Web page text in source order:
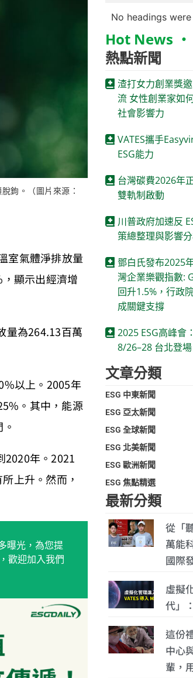
鉤。（圖片來源：
室氣體淨排放量
顯示出經濟增
量為264.13百萬
以上。2005年
。其中，能源
2020年。2021
上升。然而，
曝光，為您提
歡迎加入我們
No headings
Hot News ‧
熱點新聞
渣打女力創業獎
流 女性創業家如
社會影響力
VATES攜手
ESG能力
台灣碳費2026年
雙軌制啟動
川普政府加速反
策總整理與影響
鄧白氏發布2025
灣企業樂觀指數:
回升1.5%，行政
成關鍵支撐
2025 ESG高峰會
8/26–28 台北登場
文章分類
ESG 中東新聞
ESG 亞太新聞
ESG 全球新聞
ESG 北美新聞
ESG 歐洲新聞
ESG 焦點精選
最新分類
從「
萬能
國際
虛擬
代」
這份
中心
輩，